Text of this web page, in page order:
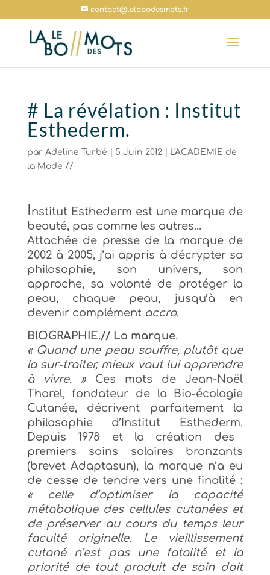
contact@lelabodesmots.fr
# La révélation : Institut
Esthederm.
par Adeline Turbé 5 Juin 2012|
L'ACADEMIE de
la Mode //
Institut Esthederm est une marque de
beauté, pas comme les autres…
Attachée de presse de la marque de
2002 à 2005, j’ai appris à décrypter sa
philosophie, son univers, son
approche, sa volonté de protéger la
peau, chaque peau, jusqu’à en
devenir complément accro.
BIOGRAPHIE.// La marque.
« Quand une peau souffre, plutôt que
la sur-traiter, mieux vaut lui apprendre
à vivre. »
Ces mots de Jean-Noël
Thorel, fondateur de la Bio-écologie
Cutanée, décrivent parfaitement la
philosophie d’Institut Esthederm.
Depuis 1978 et la création des
premiers soins solaires bronzants
(brevet Adaptasun), la marque n’a eu
de cesse de tendre vers une finalité :
« celle d’optimiser la capacité
métabolique des cellules cutanées et
de préserver au cours du temps leur
faculté originelle. Le vieillissement
cutané n’est pas une fatalité et la
priorité de tout produit de soin doit